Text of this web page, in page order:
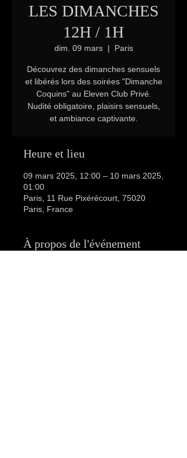
LES DIMANCHES
12H / 1H
dim. 09 mars
  |
Paris
Découvrez des dimanches sensuels
et libérés lors des soirées "Dimanche
Coquins" au Eleven Club Privé.
Nudité obligatoire, plaisirs sensuels,
et ambiance captivante.
Heure et lieu
09 mars 2025, 12:00 – 10 mars 2025,
01:00
Paris, 11 Rue Pixérécourt, 75020
Paris, France
À propos de l'événement